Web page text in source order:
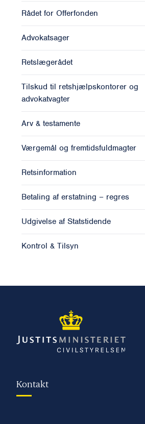
Rådet for Offerfonden
Advokatsager
Retslægerådet
Tilskud til retshjælpskontorer og
advokatvagter
Arv & testamente
Værgemål og fremtidsfuldmagter
Retsinformation
Betaling af erstatning – regres
Udgivelse af Statstidende
Kontrol & Tilsyn
Kontakt